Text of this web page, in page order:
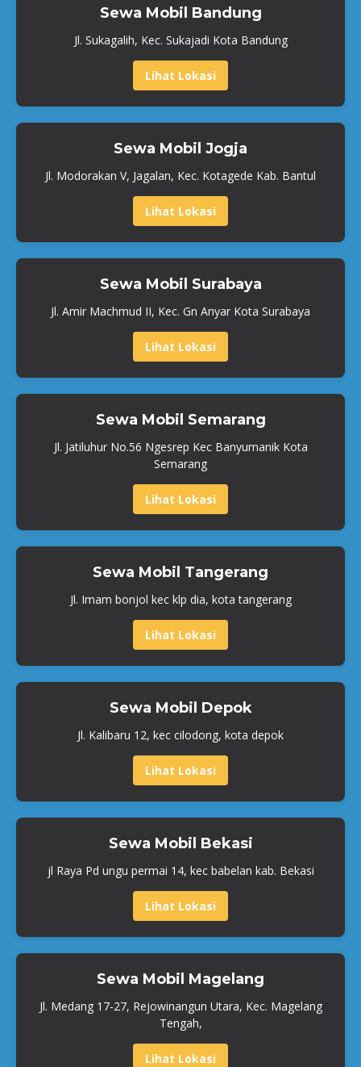
Sewa Mobil Bandung
Jl. Sukagalih, Kec. Sukajadi Kota Bandung
Lihat Lokasi
Sewa Mobil Jogja
Jl. Modorakan V, Jagalan, Kec. Kotagede Kab. Bantul
Lihat Lokasi
Sewa Mobil Surabaya
Jl. Amir Machmud II, Kec. Gn Anyar Kota Surabaya
Lihat Lokasi
Sewa Mobil Semarang
Jl. Jatiluhur No.56 Ngesrep Kec Banyumanik Kota
Semarang
Lihat Lokasi
Sewa Mobil Tangerang
Jl. Imam bonjol kec klp dia, kota tangerang
Lihat Lokasi
Sewa Mobil Depok
Jl. Kalibaru 12, kec cilodong, kota depok
Lihat Lokasi
Sewa Mobil Bekasi
jl Raya Pd ungu permai 14, kec babelan kab. Bekasi
Lihat Lokasi
Sewa Mobil Magelang
Jl. Medang 17-27, Rejowinangun Utara, Kec. Magelang
Tengah,
Lihat Lokasi